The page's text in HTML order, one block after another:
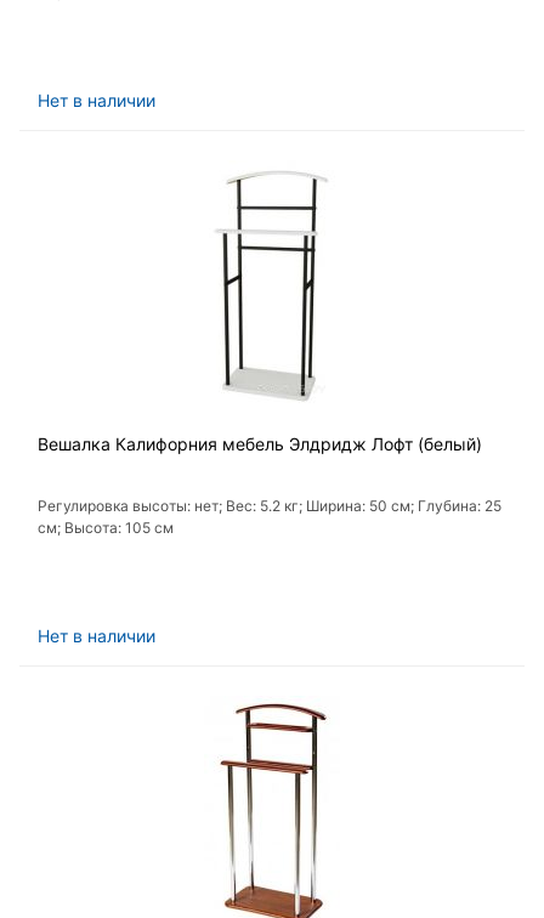
Нет в наличии
Вешалка Калифорния мебель Элдридж Лофт (белый)
Регулировка высоты: нет; Вес: 5.2 кг; Ширина: 50 см; Глубина: 25
см; Высота: 105 см
Нет в наличии